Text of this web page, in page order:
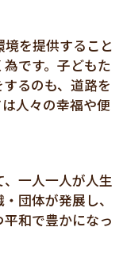
境を提供すること
です。子どもた
るのも、道路を
人々の幸福や便
、一人一人が人生
団体が発展し、
和で豊かになっ